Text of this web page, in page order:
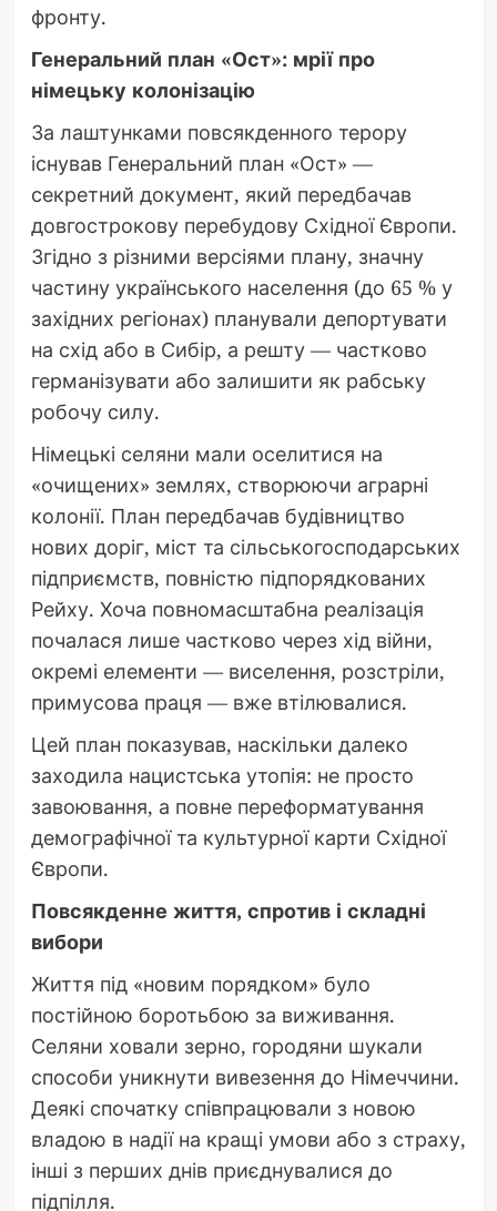
фронту.
Генеральний план «Ост»: мрії про
німецьку колонізацію
За лаштунками повсякденного терору
існував Генеральний план «Ост» —
секретний документ, який передбачав
довгострокову перебудову Східної Європи.
Згідно з різними версіями плану, значну
частину українського населення (до 65 % у
західних регіонах) планували депортувати
на схід або в Сибір, а решту — частково
германізувати або залишити як рабську
робочу силу.
Німецькі селяни мали оселитися на
«очищених» землях, створюючи аграрні
колонії. План передбачав будівництво
нових доріг, міст та сільськогосподарських
підприємств, повністю підпорядкованих
Рейху. Хоча повномасштабна реалізація
почалася лише частково через хід війни,
окремі елементи — виселення, розстріли,
примусова праця — вже втілювалися.
Цей план показував, наскільки далеко
заходила нацистська утопія: не просто
завоювання, а повне переформатування
демографічної та культурної карти Східної
Європи.
Повсякденне життя, спротив і складні
вибори
Життя під «новим порядком» було
постійною боротьбою за виживання.
Селяни ховали зерно, городяни шукали
способи уникнути вивезення до Німеччини.
Деякі спочатку співпрацювали з новою
владою в надії на кращі умови або з страху,
інші з перших днів приєднувалися до
підпілля.